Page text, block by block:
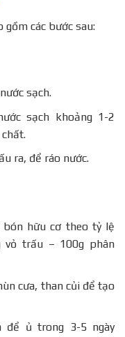
các bước sau:
sạch.
sạch khoảng 1-2
ra, để ráo nước.
hữu cơ theo tỷ lệ
vỏ trấu – 100g phân
cưa, than củi để tạo
để ủ trong 3-5 ngày